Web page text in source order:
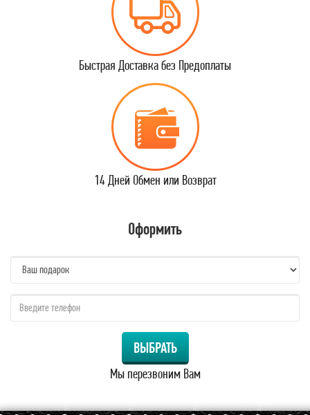
Быстрая Доставка без Предоплаты
14 Дней Обмен или Возврат
Оформить
ВЫБРАТЬ
Мы перезвоним Вам